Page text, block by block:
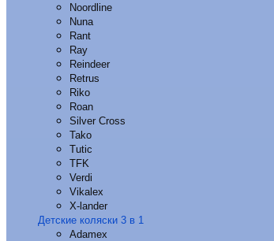
Noordline
Nuna
Rant
Ray
Reindeer
Retrus
Riko
Roan
Silver Cross
Tako
Tutic
TFK
Verdi
Vikalex
X-lander
Детские коляски 3 в 1
Adamex